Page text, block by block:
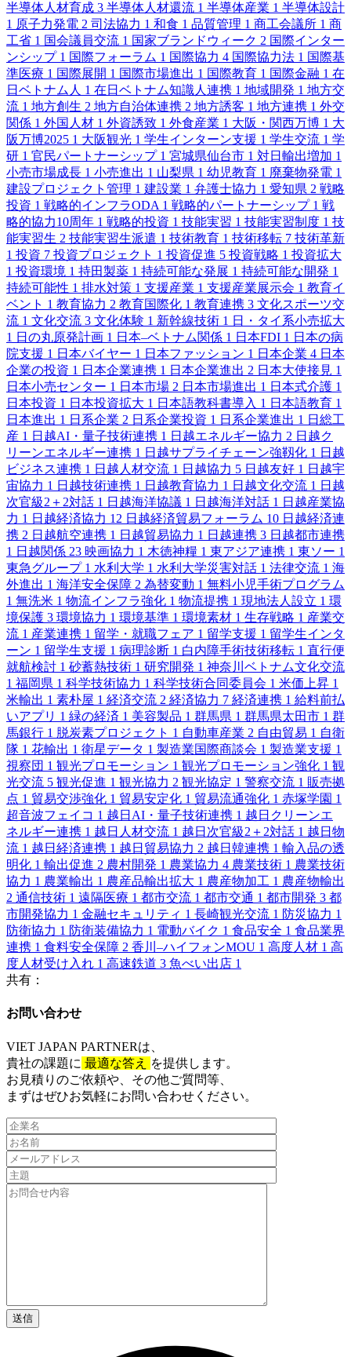
半導体人材育成 3 半導体人材還流 1 半導体産業 1 半導体設計
1 原子力発電 2 司法協力 1 和食 1 品質管理 1 商工会議所 1 商
工省 1 国会議員交流 1 国家ブランドウィーク 2 国際インター
ンシップ 1 国際フォーラム 1 国際協力 4 国際協力法 1 国際基
準医療 1 国際展開 1 国際市場進出 1 国際教育 1 国際金融 1 在
日ベトナム人 1 在日ベトナム知識人連携 1 地域開発 1 地方交
流 1 地方創生 2 地方自治体連携 2 地方誘客 1 地方連携 1 外交
関係 1 外国人材 1 外資誘致 1 外食産業 1 大阪・関西万博 1 大
阪万博2025 1 大阪観光 1 学生インターン支援 1 学生交流 1 学
研 1 官民パートナーシップ 1 宮城県仙台市 1 対日輸出増加 1
小売市場成長 1 小売進出 1 山梨県 1 幼児教育 1 廃棄物発電 1
建設プロジェクト管理 1 建設業 1 弁護士協力 1 愛知県 2 戦略
投資 1 戦略的インフラODA 1 戦略的パートナーシップ 1 戦
略的協力10周年 1 戦略的投資 1 技能実習 1 技能実習制度 1 技
能実習生 2 技能実習生派遣 1 技術教育 1 技術移転 7 技術革新
1 投資 7 投資プロジェクト 1 投資促進 5 投資戦略 1 投資拡大
1 投資環境 1 持田製薬 1 持続可能な発展 1 持続可能な開発 1
持続可能性 1 排水対策 1 支援産業 1 支援産業展示会 1 教育イ
ベント 1 教育協力 2 教育国際化 1 教育連携 3 文化スポーツ交
流 1 文化交流 3 文化体験 1 新幹線技術 1 日・タイ系小売拡大
1 日の丸原発計画 1 日本–ベトナム関係 1 日本FDI 1 日本の病
院支援 1 日本バイヤー 1 日本ファッション 1 日本企業 4 日本
企業の投資 1 日本企業連携 1 日本企業進出 2 日本大使接見 1
日本小売センター 1 日本市場 2 日本市場進出 1 日本式介護 1
日本投資 1 日本投資拡大 1 日本語教科書導入 1 日本語教育 1
日本進出 1 日系企業 2 日系企業投資 1 日系企業進出 1 日総工
産 1 日越AI・量子技術連携 1 日越エネルギー協力 2 日越ク
リーンエネルギー連携 1 日越サプライチェーン強靱化 1 日越
ビジネス連携 1 日越人材交流 1 日越協力 5 日越友好 1 日越宇
宙協力 1 日越技術連携 1 日越教育協力 1 日越文化交流 1 日越
次官級2＋2対話 1 日越海洋協議 1 日越海洋対話 1 日越産業協
力 1 日越経済協力 12 日越経済貿易フォーラム 10 日越経済連
携 2 日越航空連携 1 日越貿易協力 1 日越連携 3 日越都市連携
1 日越関係 23 映画協力 1 木徳神糧 1 東アジア連携 1 東ソー 1
東急グループ 1 水利大学 1 水利大学災害対話 1 法律交流 1 海
外進出 1 海洋安全保障 2 為替変動 1 無料小児手術プログラム
1 無洗米 1 物流インフラ強化 1 物流提携 1 現地法人設立 1 環
境保護 3 環境協力 1 環境基準 1 環境素材 1 生存戦略 1 産業交
流 1 産業連携 1 留学・就職フェア 1 留学支援 1 留学生インタ
ーン 1 留学生支援 1 病理診断 1 白内障手術技術移転 1 直行便
就航検討 1 砂蓄熱技術 1 研究開発 1 神奈川ベトナム文化交流
1 福岡県 1 科学技術協力 1 科学技術合同委員会 1 米価上昇 1
米輸出 1 素朴屋 1 経済交流 2 経済協力 7 経済連携 1 給料前払
いアプリ 1 緑の経済 1 美容製品 1 群馬県 1 群馬県太田市 1 群
馬銀行 1 脱炭素プロジェクト 1 自動車産業 2 自由貿易 1 自衛
隊 1 花輸出 1 衛星データ 1 製造業国際商談会 1 製造業支援 1
視察団 1 観光プロモーション 1 観光プロモーション強化 1 観
光交流 5 観光促進 1 観光協力 2 観光協定 1 警察交流 1 販売拠
点 1 貿易交渉強化 1 貿易安定化 1 貿易流通強化 1 赤塚学園 1
超音波フェイコ 1 越日AI・量子技術連携 1 越日クリーンエ
ネルギー連携 1 越日人材交流 1 越日次官級2＋2対話 1 越日物
流 1 越日経済連携 1 越日貿易協力 2 越日韓連携 1 輸入品の透
明化 1 輸出促進 2 農村開発 1 農業協力 4 農業技術 1 農業技術
協力 1 農業輸出 1 農産品輸出拡大 1 農産物加工 1 農産物輸出
2 通信技術 1 遠隔医療 1 都市交流 1 都市交通 1 都市開発 3 都
市開発協力 1 金融セキュリティ 1 長崎観光交流 1 防災協力 1
防衛協力 1 防衛装備協力 1 電動バイク 1 食品安全 1 食品業界
連携 1 食料安全保障 2 香川–ハイフォンMOU 1 高度人材 1 高
度人材受け入れ 1 高速鉄道 3 魚べい出店 1
共有：
お問い合わせ​
VIET JAPAN PARTNERは、
貴社の課題に 最適な答え
を提供します。
お見積りのご依頼や、その他ご質問等、​
まずはぜひお気軽にお問い合わせください。​